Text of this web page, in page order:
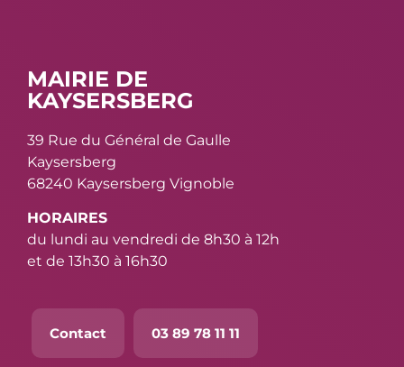
MAIRIE DE
KAYSERSBERG
39 Rue du Général de Gaulle
Kaysersberg
68240 Kaysersberg Vignoble
HORAIRES
du lundi au vendredi de 8h30 à 12h
et de 13h30 à 16h30
Contact 03 89 78 11 11